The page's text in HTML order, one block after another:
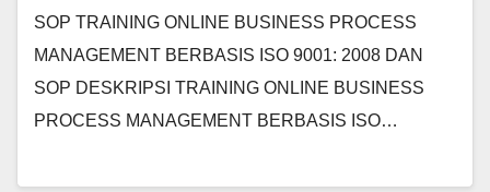
SOP TRAINING ONLINE BUSINESS PROCESS
MANAGEMENT BERBASIS ISO 9001: 2008 DAN
SOP DESKRIPSI TRAINING ONLINE BUSINESS
PROCESS MANAGEMENT BERBASIS ISO…